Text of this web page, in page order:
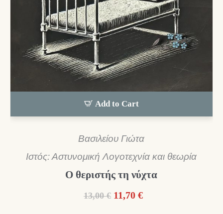
Add to Cart
Βασιλείου Γιώτα
Ιστός: Αστυνομική Λογοτεχνία και θεωρία
Ο θεριστής τη νύχτα
13,00 € Original
11,70 €Η